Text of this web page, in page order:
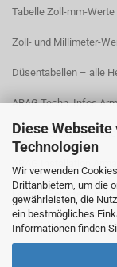
Diese
Technologien
Wir verwenden
Drittanbietern, um die
gewährleisten, die
ein bestmögliches
Informationen finden
Tabelle Zoll-mm-Werte
Zoll- und Millimeter-
Düsentabellen – alle
ARAG Techn. Infos
ARAG Installation
ARAG Installation
Lechler Behälter- und
TeeJet Technische